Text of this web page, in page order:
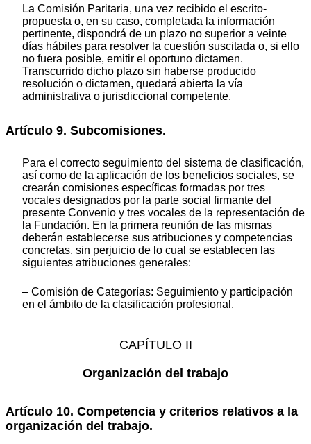
La Comisión Paritaria, una vez recibido el escrito-
propuesta o, en su caso, completada la información
pertinente, dispondrá de un plazo no superior a veinte
días hábiles para resolver la cuestión suscitada o, si ello
no fuera posible, emitir el oportuno dictamen.
Transcurrido dicho plazo sin haberse producido
resolución o dictamen, quedará abierta la vía
administrativa o jurisdiccional competente.
Artículo 9. Subcomisiones.
Para el correcto seguimiento del sistema de clasificación,
así como de la aplicación de los beneficios sociales, se
crearán comisiones específicas formadas por tres
vocales designados por la parte social firmante del
presente Convenio y tres vocales de la representación de
la Fundación. En la primera reunión de las mismas
deberán establecerse sus atribuciones y competencias
concretas, sin perjuicio de lo cual se establecen las
siguientes atribuciones generales:
– Comisión de Categorías: Seguimiento y participación
en el ámbito de la clasificación profesional.
CAPÍTULO II
Organización del trabajo
Artículo 10. Competencia y criterios relativos a la
organización del trabajo.